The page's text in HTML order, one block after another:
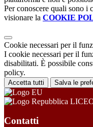
Per conoscere quali sono i
visionare la COOKIE
Cookie necessari per il
I cookie necessari per il
disabilitati. È possibile
policy.
Accetta tutti Salva le
Contatti